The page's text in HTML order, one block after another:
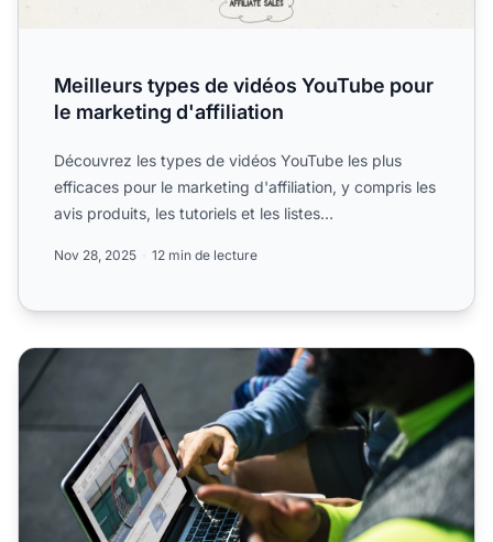
Meilleurs types de vidéos YouTube pour
le marketing d'affiliation
Découvrez les types de vidéos YouTube les plus
efficaces pour le marketing d'affiliation, y compris les
avis produits, les tutoriels et les listes
Nov 28, 2025 12 min de lecture
Comment utiliser les vidéos pour le marketing d'affiliation